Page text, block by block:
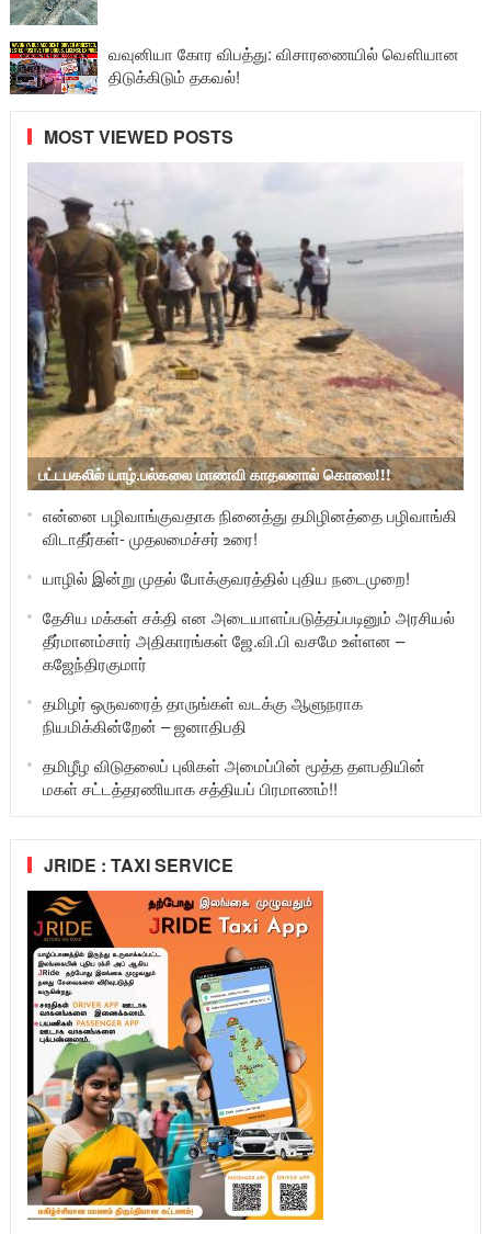
வவுனியா கோர விபத்து: விசாரணையில் வௌியான
திடுக்கிடும் தகவல்!
MOST VIEWED POSTS
பட்டபகலில் யாழ்.பல்கலை மாணவி காதலனால் கொலை!!!
என்னை பழிவாங்குவதாக நினைத்து தமிழினத்தை பழிவாங்கி
விடாதீர்கள்- முதலமைச்சர் உரை!
யாழில் இன்று முதல் போக்குவரத்தில் புதிய நடைமுறை!
தேசிய மக்கள் சக்தி என அடையாளப்படுத்தப்படினும் அரசியல்
தீர்மானம்சார் அதிகாரங்கள் ஜே.வி.பி வசமே உள்ளன –
கஜேந்திரகுமார்
தமிழர் ஒருவரைத் தாருங்கள் வடக்கு ஆளுநராக
நியமிக்கின்றேன் – ஜனாதிபதி
தமிழீழ விடுதலைப் புலிகள் அமைப்பின் மூத்த தளபதியின்
மகள் சட்டத்தரணியாக சத்தியப் பிரமாணம்!!
JRIDE : TAXI SERVICE